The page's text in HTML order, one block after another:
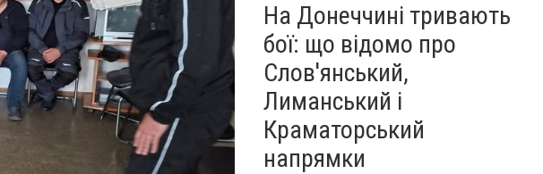
На Донеччині тривають
бої: що відомо про
Слов'янський,
Лиманський і
Краматорський
напрямки